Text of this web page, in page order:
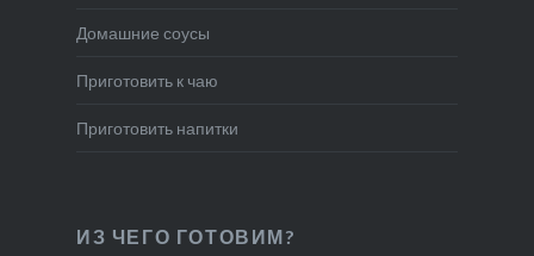
Домашние соусы
Приготовить к чаю
Приготовить напитки
ИЗ ЧЕГО ГОТОВИМ?